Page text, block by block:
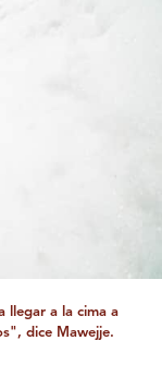
llegar a la cima a
dice Mawejje.